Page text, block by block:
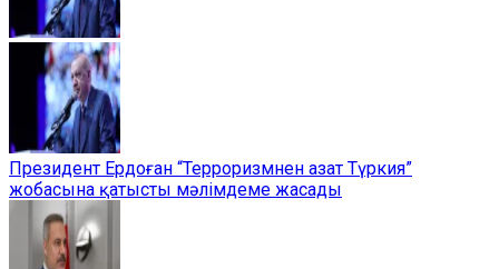
Президент Ердоған “Терроризмнен азат Түркия”
жобасына қатысты мәлімдеме жасады